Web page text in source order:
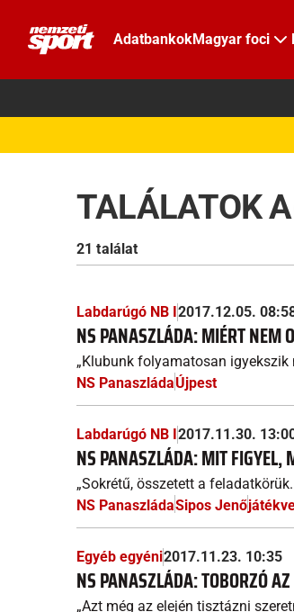
AdatbankokMagyar foci
TALÁLATOK
21 találat
Labdarúgó NB I2017.12.05.
NS PANASZLÁDA: MIÉRT NEM
„Klubunk folyamatosan
NS PanaszládaÚjpest
Labdarúgó NB I2017.11.30.
NS PANASZLÁDA: MIT FIGYEL,
„Sokrétű, összetett a
NS PanaszládaSipos Jenő
Egyéb egyéni2017.11.23. 10:35
NS PANASZLÁDA: TOBORZÓ
„Azt még az elején tisztázni